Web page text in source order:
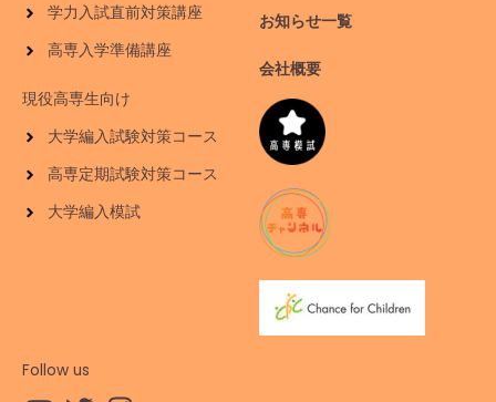
学力入試直前対策講座
高専入学準備講座
現役高専生向け
大学編入試験対策コース
高専定期試験対策コース
大学編入模試
お知らせ一覧
会社概要
Follow us